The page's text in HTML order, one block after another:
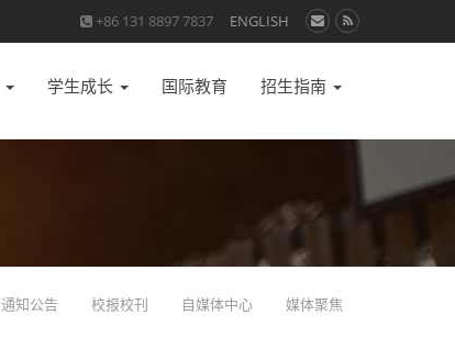
+86 131 8897 7837 ENGLISH
学生成长 国际教育 招生指南
通知公告 校报校刊 自媒体中心 媒体聚焦